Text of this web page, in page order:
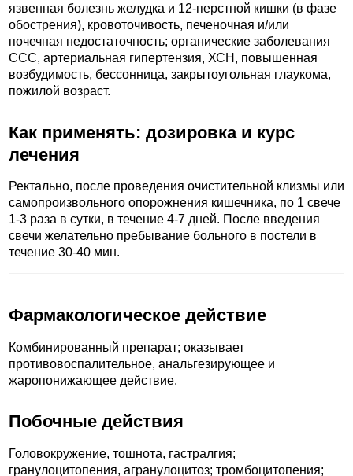
язвенная болезнь желудка и 12-перстной кишки (в фазе
обострения), кровоточивость, печеночная и/или
почечная недостаточность; органические заболевания
ССС, артериальная гипертензия, ХСН, повышенная
возбудимость, бессонница, закрытоугольная глаукома,
пожилой возраст.
Как применять: дозировка и курс
лечения
Ректально, после проведения очистительной клизмы или
самопроизвольного опорожнения кишечника, по 1 свече
1-3 раза в сутки, в течение 4-7 дней. После введения
свечи желательно пребывание больного в постели в
течение 30-40 мин.
Фармакологическое действие
Комбинированный препарат; оказывает
противовоспалительное, анальгезирующее и
жаропонижающее действие.
Побочные действия
Головокружение, тошнота, гастралгия;
гранулоцитопения, агранулоцитоз; тромбоцитопения;